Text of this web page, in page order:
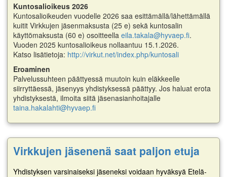
Kuntosalioikeus 2026
Kuntosalioikeuden vuodelle 2026 saa esittämällä/lähettämällä
kuitit Virkkujen jäsenmaksusta (25 e) sekä kuntosalin
käyttömaksusta (60 e) osoitteella eila.takala@hyvaep.fi.
Vuoden 2025 kuntosalioikeus nollaantuu 15.1.2026.
Katso lisätietoja: http://virkut.net/index.php/kuntosali
Eroaminen
Palvelussuhteen päättyessä muutoin kuin eläkkeelle
siirryttäessä, jäsenyys yhdistyksessä päättyy. Jos haluat erota
yhdistyksestä, ilmoita siitä jäsenasianhoitajalle
taina.hakalahti@hyvaep.fi
Virkkujen jäsenenä saat paljon etuja
Yhdistyksen varsinaiseksi jäseneksi voidaan hyväksyä Etelä-